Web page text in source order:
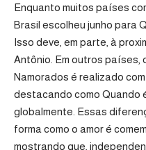
Enquanto muitos países
Brasil escolheu junho para
Isso deve, em parte, à
Antônio. Em outros países,
Namorados é realizado
destacando como Quando
globalmente. Essas
forma como o amor é
mostrando que,